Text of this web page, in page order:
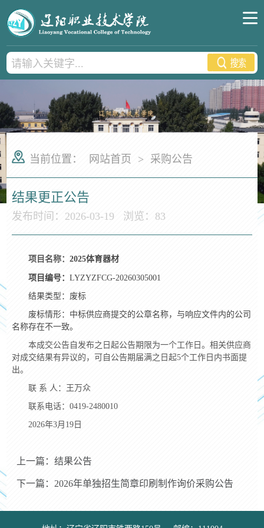
当前位置： 网站首页 > 采购公告
结果更正公告
发布时间：2026-03-19 浏览： 83
项目名称： 2025体育器材
项目编号： LYZYZFCG-20260305001
结果类型：废标
废标情形：中标供应商提交的公章名称，与响应文件内的公司
名称存在不一致。
本成交公告自发布之日起公告期限为一个工作日。相关供应商
对成交结果有异议的，可自公告期届满之日起5个工作日内书面提
出。
联 系 人：王万众
联系电话：0419-2480010
2026年3月19日
上一篇：结果公告
下一篇：2026年单独招生简章印刷制作询价采购公告